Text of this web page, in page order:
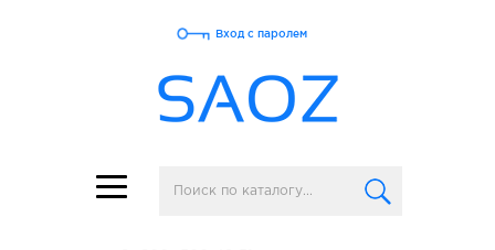
Toggle
navigation
Вход с паролем